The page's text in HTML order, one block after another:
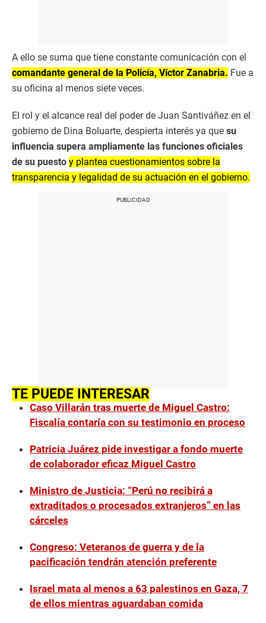
A ello se suma que tiene constante comunicación con el
comandante general de la Policía, Víctor Zanabria. Fue a
su oficina al menos siete veces.
El rol y el alcance real del poder de Juan Santiváñez en el
gobierno de Dina Boluarte, despierta interés ya que su
influencia supera ampliamente las funciones oficiales
de su puesto y plantea cuestionamientos sobre la
transparencia y legalidad de su actuación en el gobierno.
TE PUEDE INTERESAR
Caso Villarán tras muerte de Miguel Castro:
Fiscalía contaría con su testimonio en proceso
Patricia Juárez pide investigar a fondo muerte
de colaborador eficaz Miguel Castro
Ministro de Justicia: “Perú no recibirá a
extraditados o procesados extranjeros” en las
cárceles
Congreso: Veteranos de guerra y de la
pacificación tendrán atención preferente
Israel mata al menos a 63 palestinos en Gaza, 7
de ellos mientras aguardaban comida